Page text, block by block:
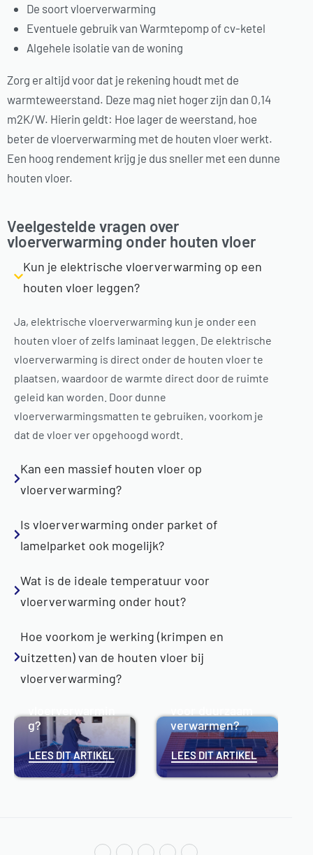
De soort vloerverwarming
Eventuele gebruik van Warmtepomp of cv-ketel
Algehele isolatie van de woning
Zorg er altijd voor dat je rekening houdt met de
warmteweerstand. Deze mag niet hoger zijn dan 0,14
m2K/W. Hierin geldt: Hoe lager de weerstand, hoe
beter de vloerverwarming met de houten vloer werkt.
Een hoog rendement krijg je dus sneller met een dunne
houten vloer.
Veelgestelde vragen over
vloerverwarming onder houten vloer
Kun je elektrische vloerverwarming op een
houten vloer leggen?
Ja, elektrische vloerverwarming kun je onder een
houten vloer of zelfs laminaat leggen. De elektrische
vloerverwarming is direct onder de houten vloer te
plaatsen, waardoor de warmte direct door de ruimte
geleid kan worden. Door dunne
vloerverwarmingsmatten te gebruiken, voorkom je
dat de vloer ver opgehoogd wordt.
Kan een massief houten vloer op
vloerverwarming?
Is vloerverwarming onder parket of
lamelparket ook mogelijk?
Wat is de ideale temperatuur voor
vloerverwarming onder hout?
Hoe voorkom je werking (krimpen en
uitzetten) van de houten vloer bij
vloerverwarming?
g?
LEES DIT ARTIKEL
Zonneboiler en
vloerverwarmin
verwarmen?
LEES DIT ARTIKEL